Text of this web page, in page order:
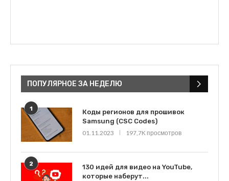
ПОПУЛЯРНОЕ ЗА НЕДЕЛЮ
1
Коды регионов для прошивок
Samsung (CSC Codes)
01.11.2023
197,7K просмотров
2
130 идей для видео на YouTube,
которые наберут...